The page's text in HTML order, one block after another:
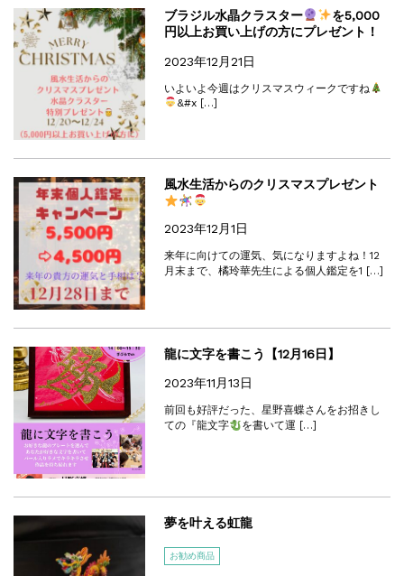
ブラジル水晶クラスター
を5,000
円以上お買い上げの方にプレゼント！
2023年12月21日
いよいよ今週はクリスマスウィークですね
&#x […]
風水生活からのクリスマスプレゼント
2023年12月1日
来年に向けての運気、気になりますよね！12
月末まで、橘玲華先生による個人鑑定を1 […]
龍に文字を書こう【12月16日】
2023年11月13日
前回も好評だった、星野喜蝶さんをお招きし
ての『龍文字
を書いて運 […]
夢を叶える虹龍
お勧め商品